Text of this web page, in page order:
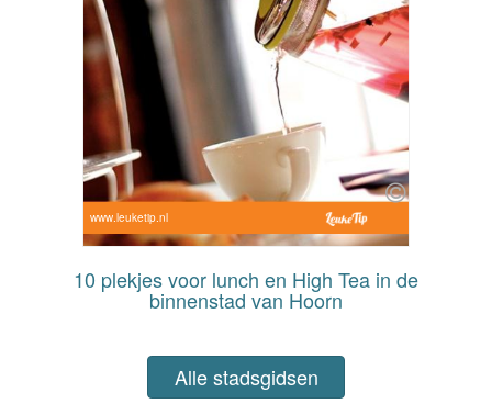
www.leuketip.nl
10 plekjes voor lunch en High Tea in de
binnenstad van Hoorn
Alle stadsgidsen